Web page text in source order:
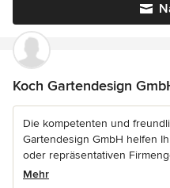
Koch Gartendesign
Die kompetenten und
Gartendesign GmbH helfen
oder repräsentativen
Mehr